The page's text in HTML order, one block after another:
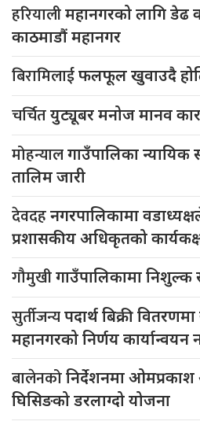
हरियालीमहानगरको लागि डेढ
काठमाडौं महानगर
बिरामिलाईफलफूल खुवाउदै
चर्चितयुट्यूबर मनोज मानव
मोहन्यालगाउँपालिका
तालिम जारी
देवदहनगरपालिकामा
प्रशासकीय अधिकृतको
गौमुखीगाउँपालिकामा निशुल्क
सुर्तीजन्यपदार्थ बिक्री
महानगरको निर्णय
बालेनकोनिर्देशनमा
घिसिङको डरलाग्दो योजना